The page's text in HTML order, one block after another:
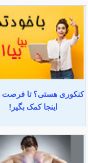
کنکوری هستی؟ تا
اینجا کمک بگیر!